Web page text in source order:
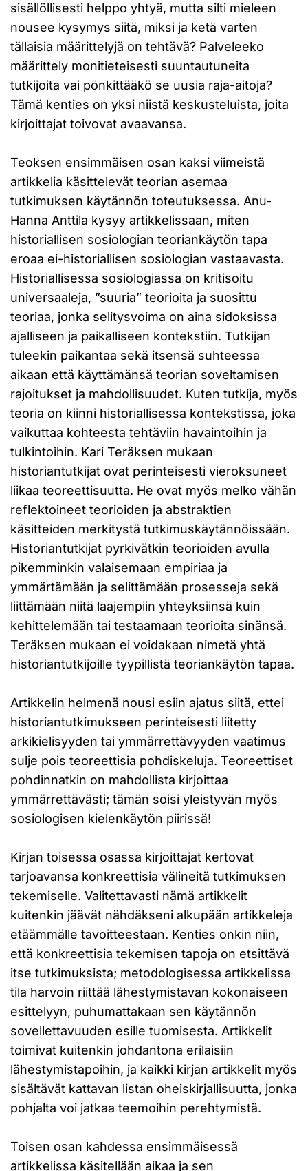
sisällöllisesti helppo yhtyä, mutta silti mieleen
nousee kysymys siitä, miksi ja ketä varten
tällaisia määrittelyjä on tehtävä? Palveleeko
määrittely monitieteisesti suuntautuneita
tutkijoita vai pönkittääkö se uusia raja-aitoja?
Tämä kenties on yksi niistä keskusteluista, joita
kirjoittajat toivovat avaavansa.
Teoksen ensimmäisen osan kaksi viimeistä
artikkelia käsittelevät teorian asemaa
tutkimuksen käytännön toteutuksessa. Anu-
Hanna Anttila kysyy artikkelissaan, miten
historiallisen sosiologian teoriankäytön tapa
eroaa ei-historiallisen sosiologian vastaavasta.
Historiallisessa sosiologiassa on kritisoitu
universaaleja, ”suuria” teorioita ja suosittu
teoriaa, jonka selitysvoima on aina sidoksissa
ajalliseen ja paikalliseen kontekstiin. Tutkijan
tuleekin paikantaa sekä itsensä suhteessa
aikaan että käyttämänsä teorian soveltamisen
rajoitukset ja mahdollisuudet. Kuten tutkija, myös
teoria on kiinni historiallisessa kontekstissa, joka
vaikuttaa kohteesta tehtäviin havaintoihin ja
tulkintoihin. Kari Teräksen mukaan
historiantutkijat ovat perinteisesti vieroksuneet
liikaa teoreettisuutta. He ovat myös melko vähän
reflektoineet teorioiden ja abstraktien
käsitteiden merkitystä tutkimuskäytännöissään.
Historiantutkijat pyrkivätkin teorioiden avulla
pikemminkin valaisemaan empiriaa ja
ymmärtämään ja selittämään prosesseja sekä
liittämään niitä laajempiin yhteyksiinsä kuin
kehittelemään tai testaamaan teorioita sinänsä.
Teräksen mukaan ei voidakaan nimetä yhtä
historiantutkijoille tyypillistä teoriankäytön tapaa.
Artikkelin helmenä nousi esiin ajatus siitä, ettei
historiantutkimukseen perinteisesti liitetty
arkikielisyyden tai ymmärrettävyyden vaatimus
sulje pois teoreettisia pohdiskeluja. Teoreettiset
pohdinnatkin on mahdollista kirjoittaa
ymmärrettävästi; tämän soisi yleistyvän myös
sosiologisen kielenkäytön piirissä!
Kirjan toisessa osassa kirjoittajat kertovat
tarjoavansa konkreettisia välineitä tutkimuksen
tekemiselle. Valitettavasti nämä artikkelit
kuitenkin jäävät nähdäkseni alkupään artikkeleja
etäämmälle tavoitteestaan. Kenties onkin niin,
että konkreettisia tekemisen tapoja on etsittävä
itse tutkimuksista; metodologisessa artikkelissa
tila harvoin riittää lähestymistavan kokonaiseen
esittelyyn, puhumattakaan sen käytännön
sovellettavuuden esille tuomisesta. Artikkelit
toimivat kuitenkin johdantona erilaisiin
lähestymistapoihin, ja kaikki kirjan artikkelit myös
sisältävät kattavan listan oheiskirjallisuutta, jonka
pohjalta voi jatkaa teemoihin perehtymistä.
Toisen osan kahdessa ensimmäisessä
artikkelissa käsitellään aikaa ja sen